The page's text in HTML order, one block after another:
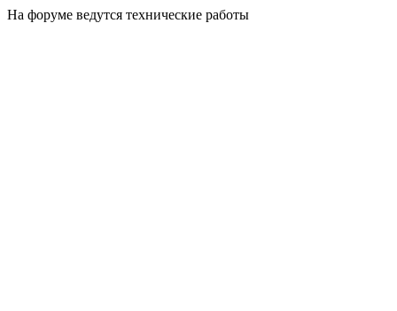
На форуме ведутся технические работы